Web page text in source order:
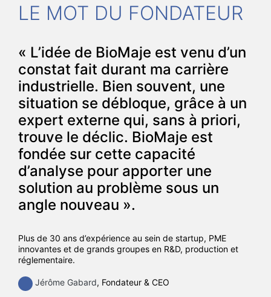
LE MOT DU FONDATEUR
« L’idée de BioMaje est venu d’un
constat fait durant ma carrière
industrielle. Bien souvent, une
situation se débloque, grâce à un
expert externe qui, sans à priori,
trouve le déclic. BioMaje est
fondée sur cette capacité
d’analyse pour apporter une
solution au problème sous un
angle nouveau ».
Plus de 30 ans d’expérience au sein de startup, PME
innovantes et de grands groupes en R&D, production et
réglementaire.
Jérôme Gabard, Fondateur & CEO